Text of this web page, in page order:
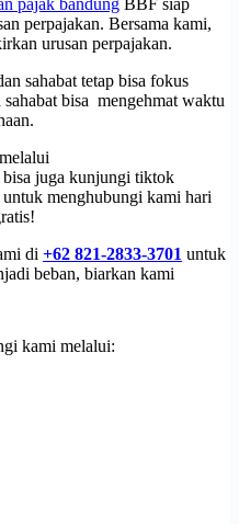
pajak bandung BBF siap
perpajakan. Bersama kami,
urusan perpajakan.
sahabat tetap bisa fokus
bisa mengehmat waktu
bisa juga kunjungi tiktok
untuk menghubungi kami hari
di +62 821-2833-3701 untuk
beban, biarkan kami
kami melalui: